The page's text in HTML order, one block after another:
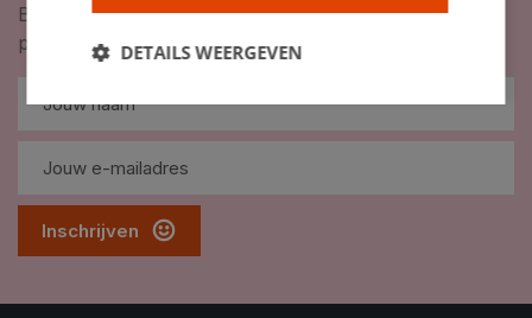
Blijf op de hoogte van nieuwigheden, inspiratie,
promoties en meer!
Inschrijven
DETAILS WEERGEVEN